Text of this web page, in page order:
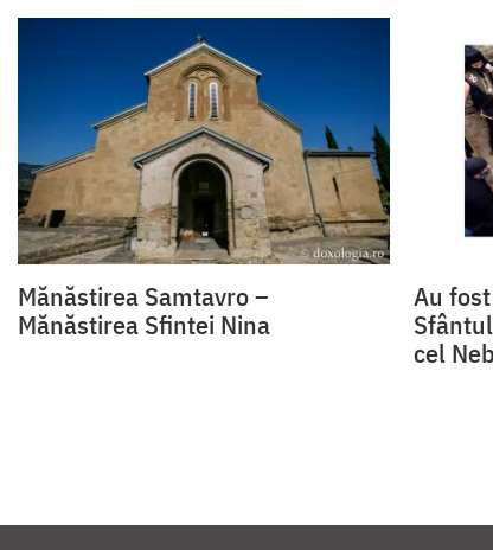
Mănăstirea Samtavro –
Mănăstirea Sfintei Nina
Au
cel